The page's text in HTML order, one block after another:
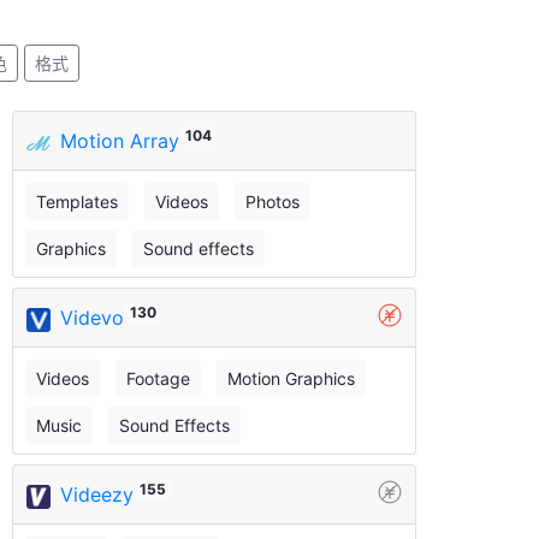
格式
Motion Array 104
Templates Videos Photos
Graphics Sound effects
Videvo 130
Videos Footage Motion Graphics
Music Sound Effects
Videezy 155